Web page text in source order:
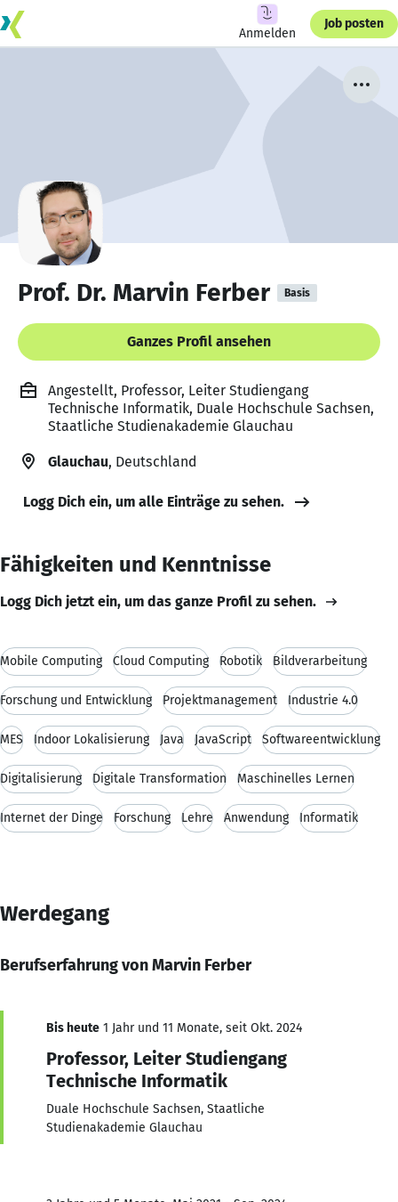
Anmelden
Job posten
Prof. Dr. Marvin Ferber Basis
Ganzes Profil ansehen
Angestellt, Professor, Leiter Studiengang
Technische Informatik, Duale Hochschule Sachsen,
Staatliche Studienakademie Glauchau
Glauchau, Deutschland
Logg Dich ein, um alle Einträge zu sehen.
Fähigkeiten und Kenntnisse
Logg Dich jetzt ein, um das ganze Profil zu sehen.
Mobile Computing Cloud Computing Robotik Bildverarbeitung
Forschung und Entwicklung Projektmanagement Industrie 4.0
MES Indoor Lokalisierung Java JavaScript Softwareentwicklung
Digitalisierung Digitale Transformation Maschinelles Lernen
Internet der Dinge Forschung Lehre Anwendung Informatik
Werdegang
Berufserfahrung von Marvin Ferber
Bis heute 1 Jahr und 11 Monate, seit Okt. 2024
Professor, Leiter Studiengang
Technische Informatik
Duale Hochschule Sachsen, Staatliche
Studienakademie Glauchau